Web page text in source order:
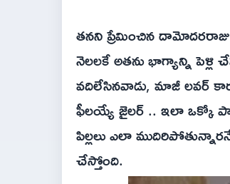
తనని ప్రేమించిన దామోదరరాజు
నెలలకే అతను భాగ్యాన్ని పెళ్లి
వదిలేసినవాడు, మాజీ లవర్
ఫీలయ్యే జైలర్ .. ఇలా ఒక్కో
పిల్లలు ఎలా
చేస్తోంది.